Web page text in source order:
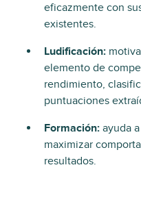
eficazmente con
existentes.
Ludificación:
elemento de
rendimiento,
puntuaciones
Formación: ayuda
maximizar
resultados.